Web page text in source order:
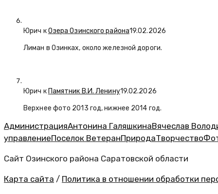
Юрич кОзера Озинского района19.02.2026
Лиман в Озинках, около железной дороги.
Юрич к Памятник В.И. Ленину19.02.2026
Верхнее фото 2013 год, нижнее 2014 год.
АдминистрацияАнтонина ГаляшкинаВячеслав
управлениеПоселок ВетеранПриродаТворчество
Сайт Озинского района Саратовской области
Карта сайта / Политика в отношении обработки